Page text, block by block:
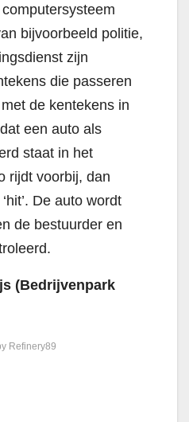
bijvoorbeeld politie,
zijn
die passeren
de kentekens in
een auto als
staat in het
rijdt voorbij, dan
De auto wordt
de bestuurder en
(Bedrijvenpark
Refinery89